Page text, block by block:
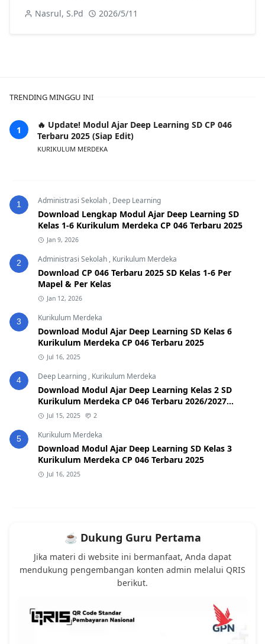
Jawaban
Nasrul, S.Pd 2026/5/11
TRENDING MINGGU INI
🔥 Update! Modul Ajar Deep Learning SD CP 046
Terbaru 2025 (Siap Edit)
KURIKULUM MERDEKA
1 Administrasi Sekolah , Deep Learning
Download Lengkap Modul Ajar Deep Learning SD
Kelas 1-6 Kurikulum Merdeka CP 046 Terbaru 2025
Jan 9, 2026
2 Administrasi Sekolah , Kurikulum Merdeka
Download CP 046 Terbaru 2025 SD Kelas 1-6 Per
Mapel & Per Kelas
Jan 12, 2026
3 Kurikulum Merdeka
Download Modul Ajar Deep Learning SD Kelas 6
Kurikulum Merdeka CP 046 Terbaru 2025
Jul 16, 2025
4 Deep Learning , Kurikulum Merdeka
Download Modul Ajar Deep Learning Kelas 2 SD
Kurikulum Merdeka CP 046 Terbaru 2026/2027
(Format Word & PDF)
Jul 15, 2025 2
5 Kurikulum Merdeka
Download Modul Ajar Deep Learning SD Kelas 3
Kurikulum Merdeka CP 046 Terbaru 2025
Jul 16, 2025
☕ Dukung Guru Pertama
Jika materi di website ini bermanfaat, Anda dapat
mendukung pengembangan konten admin melalui QRIS
berikut.